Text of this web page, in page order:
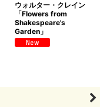
ウォルター・クレイン
「Flowers from
Shakespeare's
Garden」